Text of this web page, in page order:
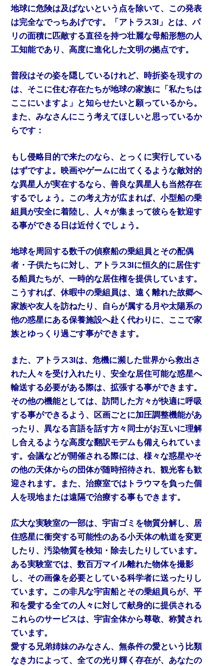
地球に危険は及ばないという点を除いて、この発表
は完全なでっちあげです。「アトラス3I」とは、パ
リの面積に匹敵する直径を持つ壮麗な母船形態の人
工知能であり、高度に進化した文明の拠点です。
普段はその姿を隠しているけれど、時折姿を現すの
は、そこに住む存在たちが地球の家族に「私たちは
ここにいますよ」と知らせたいと願っているから。
また、みなさんにこう考えてほしいと思っているか
らです：
もし侵略目的で来たのなら、とっくに実行している
はずですよ。映画やゲームに出てくるような敵対的
な異星人が実在するなら、善良な異星人も当然存在
するでしょう。この考え方が広まれば、小型船の乗
組員が安全に着陸し、人々が集まって彼らを歓迎す
る事ができる日は近付くでしょう。
地球を周回する数千の偵察船の乗組員とその配偶
者・子供たちに対し、アトラス3Iに恒久的に居住す
る船員たちが、一時的な居住権を提供しています。
こうすれば、休暇中の乗組員は、遠く離れた故郷へ
家族や友人を訪ねたり、自らが属する月や太陽系の
他の惑星にある保養施設へ赴く代わりに、ここで家
族とゆっくり過ごす事ができます。
また、アトラス3Iは、危機に瀕した世界から救出さ
れた人々を受け入れたり、安全な居住可能な惑星へ
輸送する必要がある際は、拡張する事ができます。
その他の機能としては、訪問した方々が快適に呼吸
する事ができるよう、区画ごとに加圧調整機能があ
ったり、異なる言語を話す方々同士がお互いに理解
し合えるような高度な翻訳モデムも備えられていま
す。会議などが開催される際には、様々な惑星やそ
の他の天体からの団体が随時招待され、観光客も歓
迎されます。また、治療室ではトラウマを負った個
人を現地または遠隔で治療する事もできます。
広大な実験室の一部は、宇宙ゴミを物質分解し、居
住惑星に衝突する可能性のある小天体の軌道を変更
したり、汚染物質を検知・除去したりしています。
ある実験室では、数百万マイル離れた物体を撮影
し、その画像を必要としている科学者に送ったりし
ています。この非凡な宇宙船とその乗組員らが、平
和を愛する全ての人々に対して献身的に提供される
これらのサービスは、宇宙全体から尊敬、称賛され
ています。
愛する兄弟姉妹のみなさん、無条件の愛という比類
なき力によって、全ての光り輝く存在が、あなたの